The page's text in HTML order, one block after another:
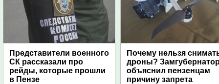
Представители военного
СК рассказали про
рейды, которые прошли
в Пензе
Почему нельзя
дроны?
объяснил пензенцам
причину запрета